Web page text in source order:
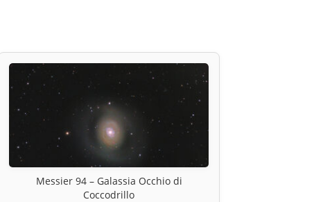
Messier 94 – Galassia Occhio di
Coccodrillo